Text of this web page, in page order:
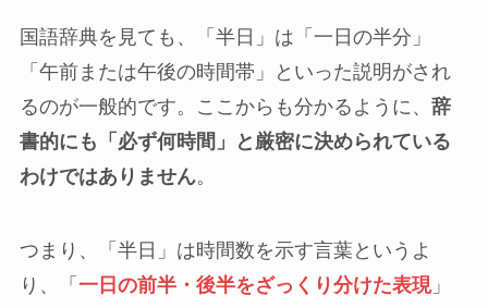
国語辞典を見ても、「半日」は「一日の半分」
「午前または午後の時間帯」といった説明がされ
るのが一般的です。ここからも分かるように、 辞
書的にも「必ず何時間」と厳密に決められている
わけではありません。
つまり、「半日」は時間数を示す言葉というよ
り、「 一日の前半・後半をざっくり分けた表現」